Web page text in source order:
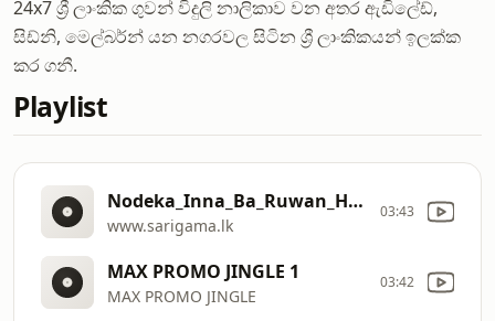
24x7 ශ්‍රී ලාංකික ගුවන් විදුලි නාලිකාව වන අතර ඇඩිලේඩ්,
සිඩ්නි, මෙල්බර්න් යන නගරවල සිටින ශ්‍රී ලාංකිකයන් ඉලක්ක
කර ගනී.
Playlist
Nodeka_Inna_Ba_Ruwan_Hettiarachchi_Sarigama_lk
www.sarigama.lk
03:43
MAX PROMO JINGLE 1
MAX PROMO JINGLE
03:42